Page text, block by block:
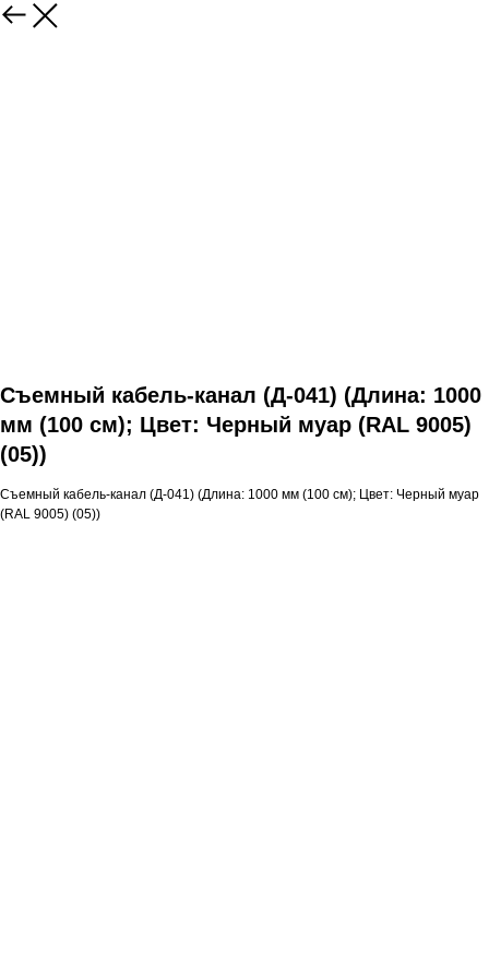
Съемный кабель-канал (Д-041) (Длина: 1000
мм (100 см); Цвет: Черный муар (RAL 9005)
(05))
Съемный кабель-канал (Д-041) (Длина: 1000 мм (100 см); Цвет: Черный муар
(RAL 9005) (05))